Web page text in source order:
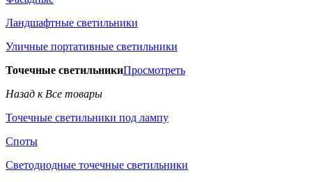
Ландшафтные светильники
Уличные портативные светильники
Точечные светильникиПросмотреть
Назад к Все товары
Точечные светильники под лампу
Споты
Светодиодные точечные светильники